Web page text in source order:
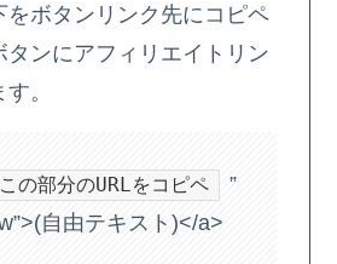
をボタンリンク先にコピペ
タンにアフィリエイトリン
。
この部分のURLをコピペ
”
自由テキスト)</a>